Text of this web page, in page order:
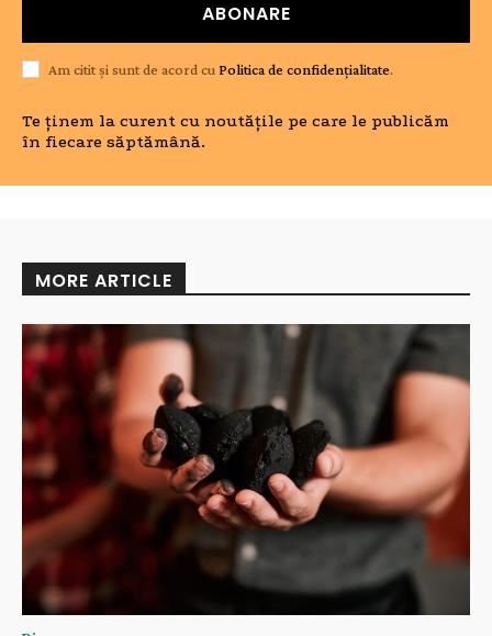
ABONARE
Am citit și sunt de acord cu Politica de confidențialitate.
Te ținem la curent cu noutățile pe care le publicăm
în fiecare săptămână.
MORE ARTICLE